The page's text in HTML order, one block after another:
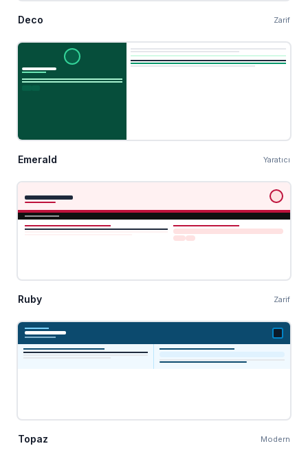
Deco Zarif
Emerald Yaratıcı
Ruby Zarif
Topaz Modern